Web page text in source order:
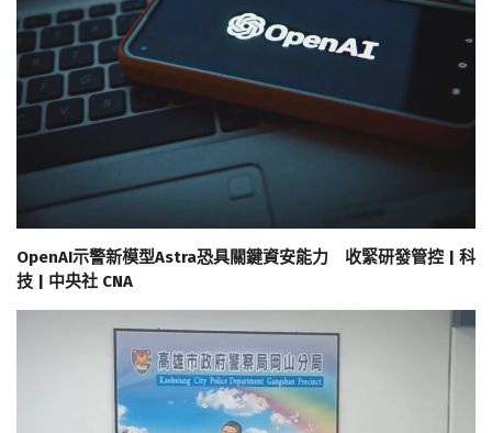
OpenAI示警新模型Astra恐具關鍵資安能力 收緊研發管控 | 科
技 | 中央社 CNA